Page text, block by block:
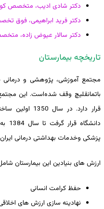
دکتر شادی ادیب، متخصص
دکتر فرید ابراهیمی، فوق
دکتر سالار عیوض زاده،
تاریخچه بیمارستان
مجتمع آموزشی، پژوهشی و
باتمانقلیچ وقف ‌شده‌است. این
قرار دارد. در
پزشکی وخدمات بهداشتی درمانی
ارزش های بنیادین این بیمارستان
حفظ کرامت انسانی
نهادینه سازی ارزش های